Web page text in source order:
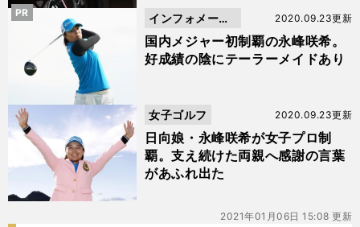
国内メジャー初制覇の永峰咲希。
好成績の陰にテーラーメイドあり
2020.09.23更新
インフォメーシ
ョン
PR
日向娘・永峰咲希が女子プロ制
覇。支え続けた両親へ感謝の言葉
があふれ出た
2020.09.23更新
女子ゴルフ
2021年01月06日 15:08 更新